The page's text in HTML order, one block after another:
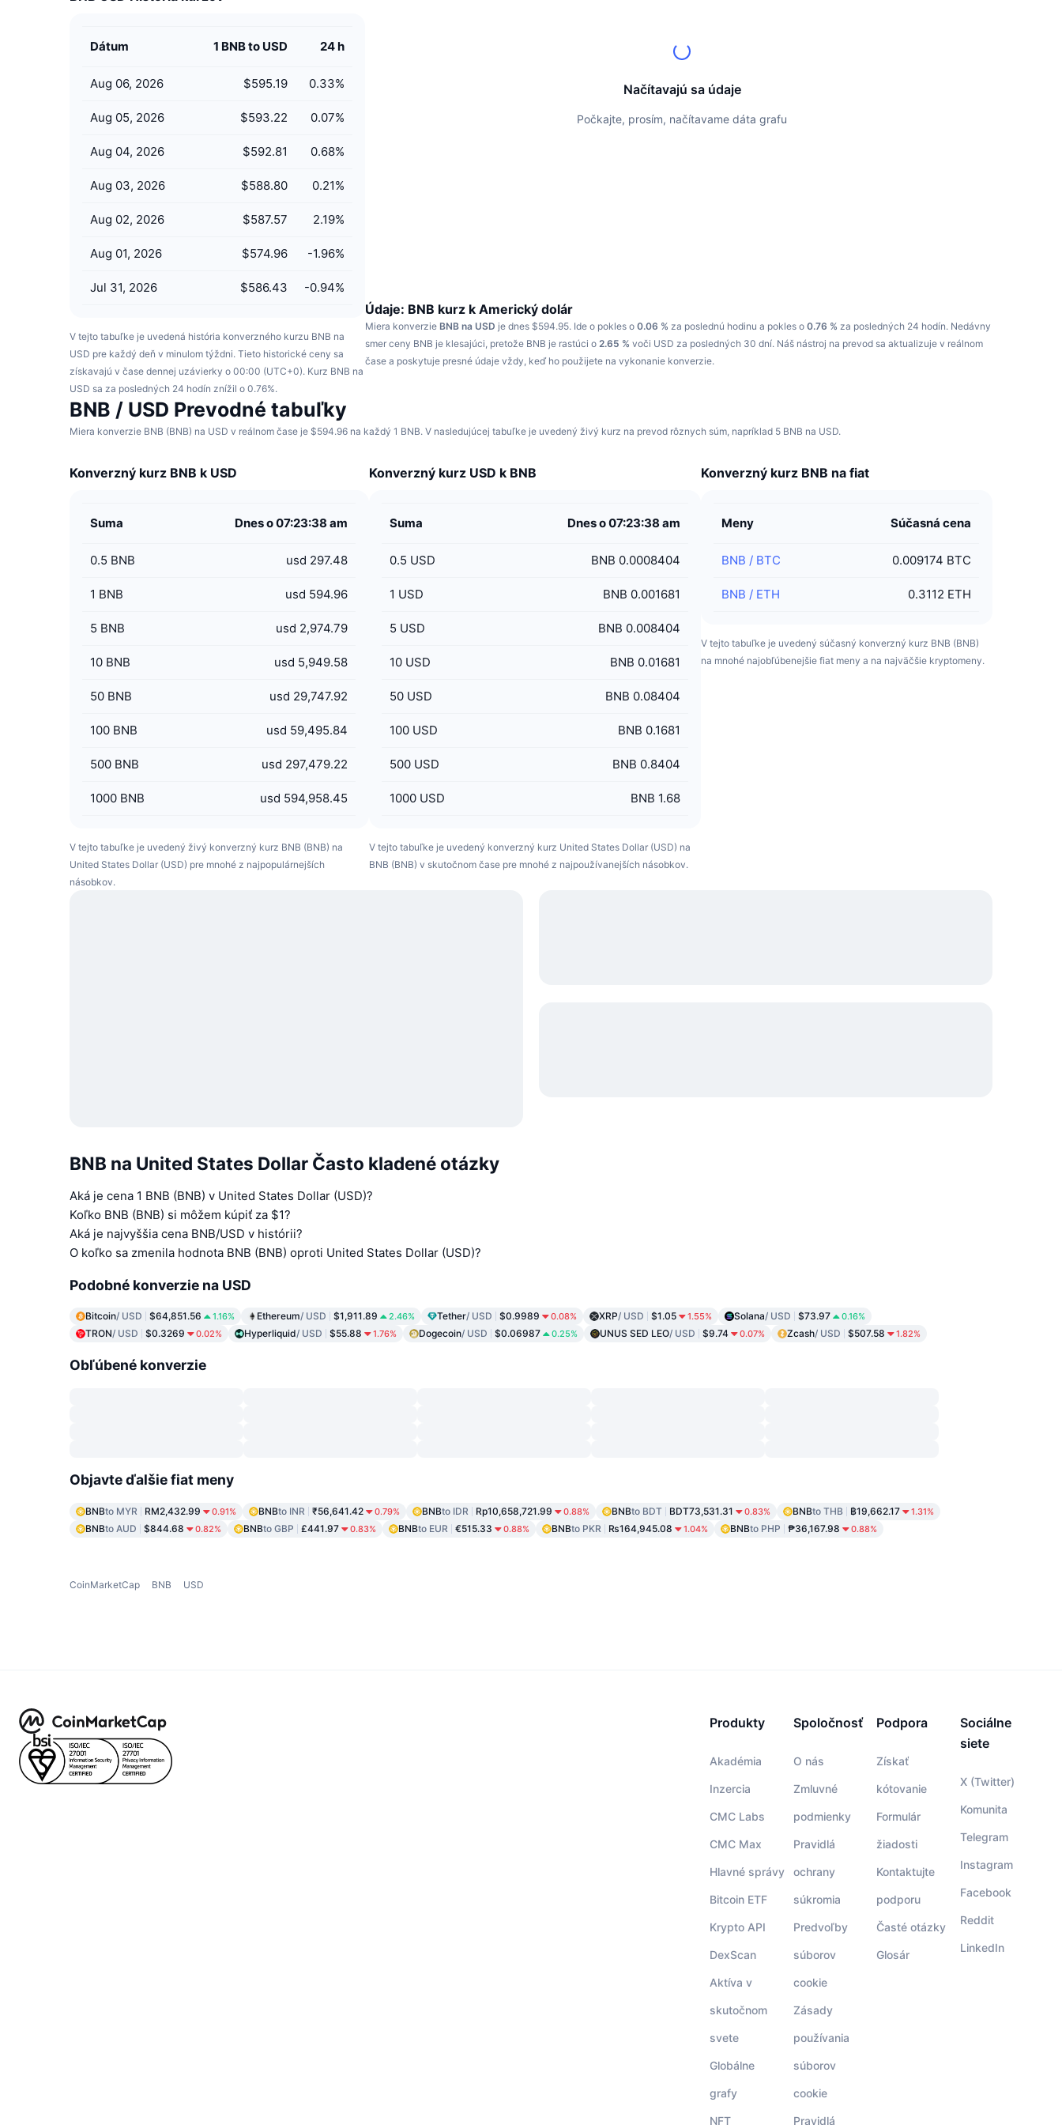
Dátum 1 BNB to USD 24 h
Aug 06, 2026 $595.19 0.33%
Aug 05, 2026 $593.22 0.07%
Aug 04, 2026 $592.81 0.68%
Aug 03, 2026 $588.80 0.21%
Aug 02, 2026 $587.57 2.19%
Aug 01, 2026 $574.96 -1.96%
Jul 31, 2026 $586.43 -0.94%
V tejto tabuľke je uvedená história konverzného kurzu BNB na
USD pre každý deň v minulom týždni. Tieto historické ceny sa
získavajú v čase dennej uzávierky o 00:00 (UTC+0). Kurz BNB na
USD sa za posledných 24 hodín znížil o 0.76%.
Načítavajú sa údaje
Počkajte, prosím, načítavame dáta grafu
Údaje: BNB kurz k Americký dolár
Miera konverzie BNB na USD je dnes $594.95. Ide o pokles o 0.06 % za poslednú hodinu a pokles o 0.76 % za posledných 24 hodín. Nedávny
smer ceny BNB je klesajúci, pretože BNB je rastúci o 2.65 % voči USD za posledných 30 dní. Náš nástroj na prevod sa aktualizuje v reálnom
čase a poskytuje presné údaje vždy, keď ho použijete na vykonanie konverzie.
BNB / USD Prevodné tabuľky
Miera konverzie BNB (BNB) na USD v reálnom čase je $594.96 na každý 1 BNB. V nasledujúcej tabuľke je uvedený živý kurz na prevod rôznych súm, napríklad 5 BNB na USD.
Konverzný kurz BNB k USD
Suma Dnes o 07:23:38 am
0.5 BNB usd 297.48
1 BNB usd 594.96
5 BNB usd 2,974.79
10 BNB usd 5,949.58
50 BNB usd 29,747.92
100 BNB usd 59,495.84
500 BNB usd 297,479.22
1000 BNB usd 594,958.45
V tejto tabuľke je uvedený živý konverzný kurz BNB (BNB) na
United States Dollar (USD) pre mnohé z najpopulárnejších
násobkov.
Konverzný kurz USD k BNB
Suma Dnes o 07:23:38 am
0.5 USD BNB 0.0008404
1 USD BNB 0.001681
5 USD BNB 0.008404
10 USD BNB 0.01681
50 USD BNB 0.08404
100 USD BNB 0.1681
500 USD BNB 0.8404
1000 USD BNB 1.68
V tejto tabuľke je uvedený konverzný kurz United States Dollar (USD) na
BNB (BNB) v skutočnom čase pre mnohé z najpoužívanejších násobkov.
Konverzný kurz BNB na fiat
Meny Súčasná cena
BNB / BTC 0.009174 BTC
BNB / ETH 0.3112 ETH
V tejto tabuľke je uvedený súčasný konverzný kurz BNB (BNB)
na mnohé najobľúbenejšie fiat meny a na najväčšie kryptomeny.
BNB na United States Dollar Často kladené otázky
Aká je cena 1 BNB (BNB) v United States Dollar (USD)?
Koľko BNB (BNB) si môžem kúpiť za $1?
Aká je najvyššia cena BNB/USD v histórii?
O koľko sa zmenila hodnota BNB (BNB) oproti United States Dollar (USD)?
Podobné konverzie na USD
Bitcoin/ USD $64,851.56 1.16% Ethereum/ USD $1,911.89 2.46% Tether/ USD $0.9989 0.08% XRP/ USD $1.05 1.55% Solana/ USD $73.97 0.16%
TRON/ USD $0.3269 0.02% Hyperliquid/ USD $55.88 1.76% Dogecoin/ USD $0.06987 0.25% UNUS SED LEO/ USD $9.74 0.07% Zcash/ USD $507.58 1.82%
Obľúbené konverzie
Objavte ďalšie fiat meny
BNBto MYR RM2,432.99 0.91% BNBto INR ₹56,641.42 0.79% BNBto IDR Rp10,658,721.99 0.88% BNBto BDT BDT73,531.31 0.83% BNBto THB ฿19,662.17 1.31%
BNBto AUD $844.68 0.82% BNBto GBP £441.97 0.83% BNBto EUR €515.33 0.88% BNBto PKR ₨164,945.08 1.04% BNBto PHP ₱36,167.98 0.88%
CoinMarketCap BNB USD
Produkty
Akadémia
Inzercia
CMC Labs
CMC Max
Hlavné správy
Bitcoin ETF
Krypto API
DexScan
Aktíva v
skutočnom
svete
Globálne
grafy
NFT
Spoločnosť
O nás
Zmluvné
podmienky
Pravidlá
ochrany
súkromia
Predvoľby
súborov
cookie
Zásady
používania
súborov
cookie
Pravidlá
Podpora
Získať
kótovanie
Formulár
žiadosti
Kontaktujte
podporu
Časté otázky
Glosár
Sociálne
siete
X (Twitter)
Komunita
Telegram
Instagram
Facebook
Reddit
LinkedIn